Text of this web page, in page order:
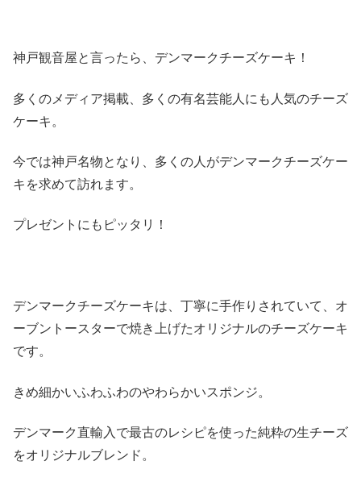
神戸観音屋と言ったら、デンマークチーズケーキ！
多くのメディア掲載、多くの有名芸能人にも人気のチーズ
ケーキ。
今では神戸名物となり、多くの人がデンマークチーズケー
キを求めて訪れます。
プレゼントにもピッタリ！
デンマークチーズケーキは、丁寧に手作りされていて、オ
ーブントースターで焼き上げたオリジナルのチーズケーキ
です。
きめ細かいふわふわのやわらかいスポンジ。
デンマーク直輸入で最古のレシピを使った純粋の生チーズ
をオリジナルブレンド。